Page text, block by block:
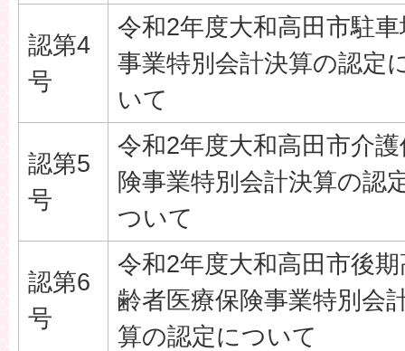
認第4
号
令和2年度大和高田市駐車
事業特別会計決算の認定
いて
認第5
号
令和2年度大和高田市介護
険事業特別会計決算の認
ついて
認第6
号
令和2年度大和高田市後期
齢者医療保険事業特別会
算の認定について